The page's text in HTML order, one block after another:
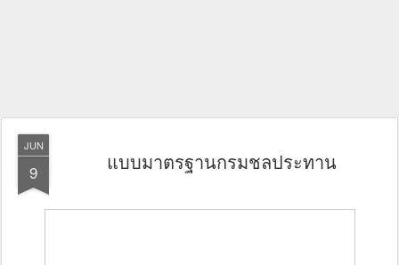
JUN
9 แบบมาตรฐานกรมชลประทาน